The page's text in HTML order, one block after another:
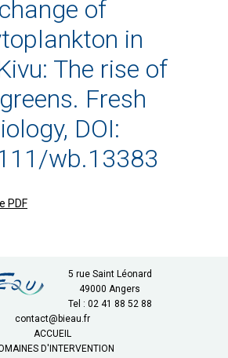
change of
in
The rise of
Fresh
DOI:
wb.13383
PDF
5 rue Saint Léonard
49000 Angers
Tel : 02 41 88 52 88
contact@bieau.fr
ACCUEIL
D'INTERVENTION